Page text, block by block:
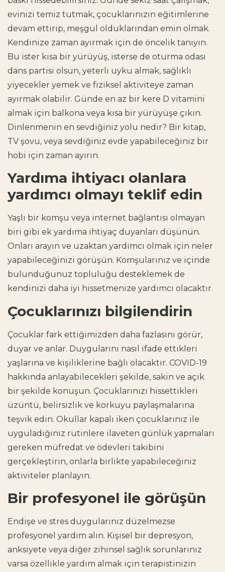
evinizi temiz tutmak, çocuklarınızın eğitimlerine
devam ettirip, meşgul olduklarından emin olmak.
Kendinize zaman ayırmak için de öncelik tanıyın.
Bu ister kısa bir yürüyüş, isterse de oturma odası
dans partisi olsun, yeterli uyku almak, sağlıklı
yiyecekler yemek ve fiziksel aktiviteye zaman
ayırmak olabilir. Günde en az bir kere D vitamini
almak için balkona veya kısa bir yürüyüşe çıkın.
Dinlenmenin en sevdiğiniz yolu nedir? Bir kitap,
TV şovu, veya sevdiğiniz evde yapabileceğiniz bir
hobi için zaman ayırın.
Yardıma ihtiyacı olanlara
yardımcı olmayı teklif edin
Yaşlı bir komşu veya internet bağlantısı olmayan
biri gibi ek yardıma ihtiyaç duyanları düşünün.
Onları arayın ve uzaktan yardımcı olmak için neler
yapabileceğinizi görüşün. Komşularınız ve içinde
bulunduğunuz topluluğu desteklemek de
kendinizi daha iyi hissetmenize yardımcı olacaktır.
Çocuklarınızı bilgilendirin
Çocuklar fark ettiğimizden daha fazlasını görür,
duyar ve anlar. Duygularını nasıl ifade ettikleri
yaşlarına ve kişiliklerine bağlı olacaktır. COVID-19
hakkında anlayabilecekleri şekilde, sakin ve açık
bir şekilde konuşun. Çocuklarınızı hissettikleri
üzüntü, belirsizlik ve korkuyu paylaşmalarına
teşvik edin. Okullar kapalı iken çocuklarınız ile
uyguladığınız rutinlere ilaveten günlük yapmaları
gereken müfredat ve ödevleri takibini
gerçekleştirin, onlarla birlikte yapabileceğiniz
aktiviteler planlayın.
Bir profesyonel ile görüşün
Endişe ve stres duygularınız düzelmezse
profesyonel yardım alın. Kişisel bir depresyon,
anksiyete veya diğer zihinsel sağlık sorunlarınız
varsa özellikle yardım almak için terapistinizin